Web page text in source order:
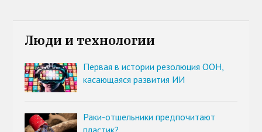
Люди и технологии
Первая в истории резолюция ООН,
касающаяся развития ИИ
Раки-отшельники предпочитают